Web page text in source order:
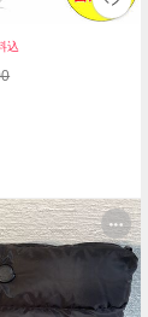
込